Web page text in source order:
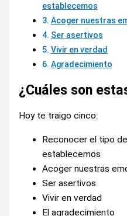
establecemos
Acoger nuestras
Ser asertivos
Vivir en verdad
Agradecimiento
¿Cuáles son
Hoy te traigo cinco:
Reconocer el tipo
establecemos
Acoger nuestras
Ser asertivos
Vivir en verdad
El agradecimiento